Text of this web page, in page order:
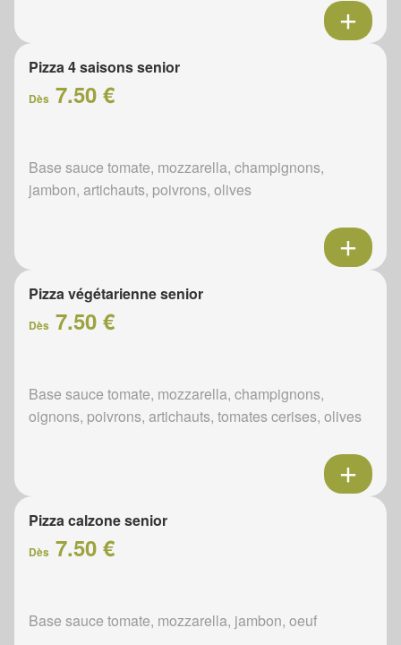
Pizza 4 saisons senior
Dès 7.50 €
Base sauce tomate, mozzarella, champignons,
jambon, artichauts, poivrons, olives
Pizza végétarienne senior
Dès 7.50 €
Base sauce tomate, mozzarella, champignons,
oignons, poivrons, artichauts, tomates cerises, olives
Pizza calzone senior
Dès 7.50 €
Base sauce tomate, mozzarella, jambon, oeuf